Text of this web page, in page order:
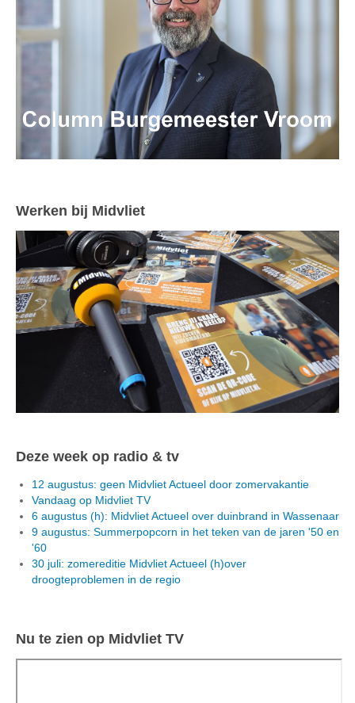
Werken bij Midvliet
Deze week op radio & tv
12 augustus: geen Midvliet Actueel door zomervakantie
Vandaag op Midvliet TV
6 augustus (h): Midvliet Actueel over duinbrand in Wassenaar
9 augustus: Summerpopcorn in het teken van de jaren '50 en
'60
30 juli: zomereditie Midvliet Actueel (h)over
droogteproblemen in de regio
Nu te zien op Midvliet TV